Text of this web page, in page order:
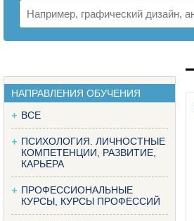
НАПРАВЛЕНИЯ ОБУЧЕНИЯ
ВСЕ
ПСИХОЛОГИЯ. ЛИЧНОСТНЫЕ
КОМПЕТЕНЦИИ, РАЗВИТИЕ,
КАРЬЕРА
ПРОФЕССИОНАЛЬНЫЕ
КУРСЫ, КУРСЫ ПРОФЕССИЙ